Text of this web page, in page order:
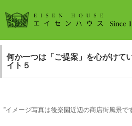
何か一つは「ご提案」を心がけて
イト５
”イメージ写真は後楽園近辺の商店街風景で